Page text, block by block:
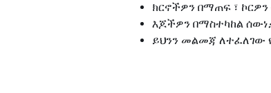
ክርኖችዎን በማጠፍ ፣
እጆችዎን በማስተካከል
ይህንን መልመጃ ለተፈለገው